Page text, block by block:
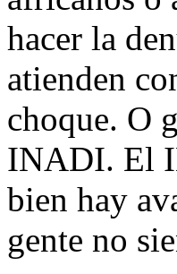
hacer la
atienden
choque. O
INADI. El
bien hay
gente no